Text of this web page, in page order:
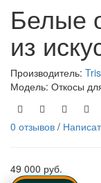
Белые
из
Производитель:
Модель: Откосы
0 отзывов /
49 000 руб.